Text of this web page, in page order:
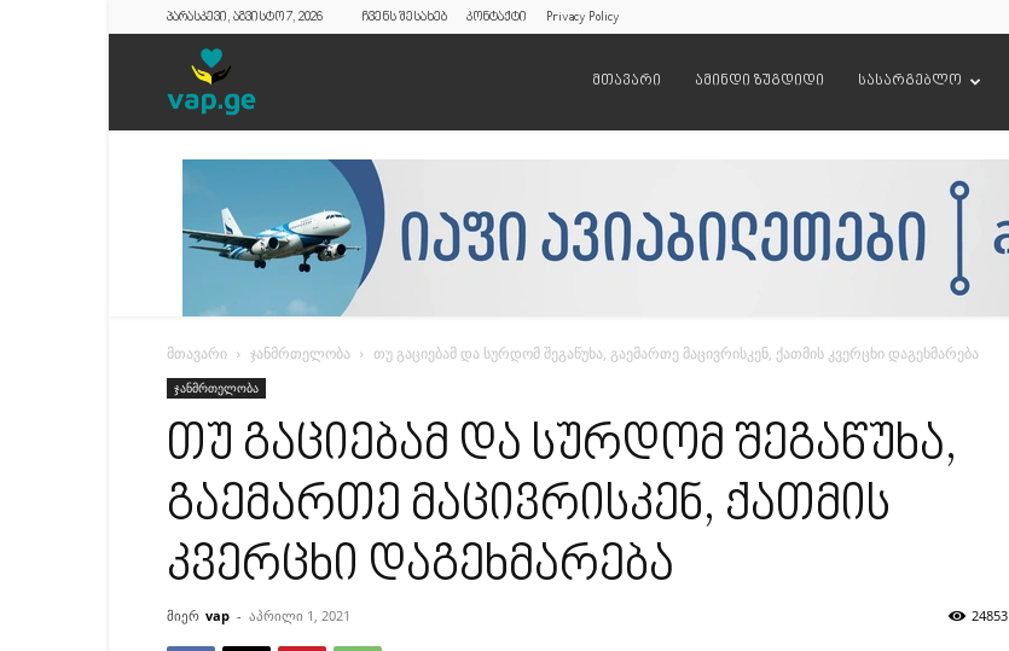
პარასკევი, აგვისტო 7, 2026 ჩვენს შესახებ კონტაქტი Privacy Policy
მთავარი ამინდი ზუგდიდი სასარგებლო
მთავარი ჯანმრთელობა თუ გაციებამ და სურდომ შეგაწუხა, გაემართე მაცივრისკენ, ქათმის კვერცხი დაგეხმარება
ჯანმრთელობა
თუ გაციებამ და სურდომ შეგაწუხა,
გაემართე მაცივრისკენ, ქათმის
კვერცხი დაგეხმარება
მიერ vap - აპრილი 1, 2021 24853